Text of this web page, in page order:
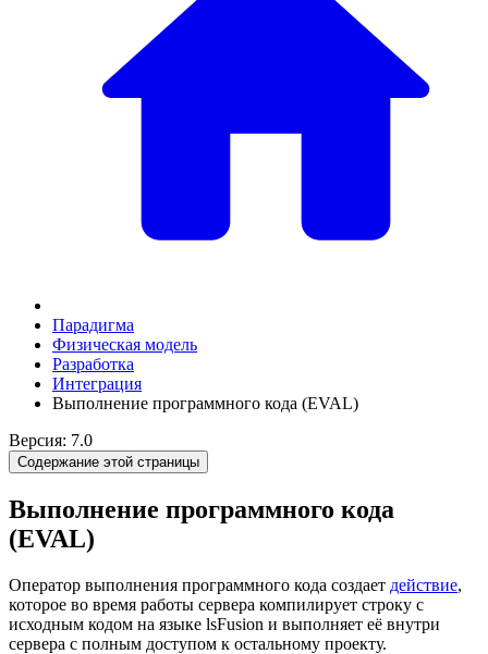
Парадигма
Физическая модель
Разработка
Интеграция
Выполнение программного кода (EVAL)
Версия: 7.0
Содержание этой страницы
Выполнение программного кода
(EVAL)
Оператор выполнения программного кода создает действие,
которое во время работы сервера компилирует строку с
исходным кодом на языке lsFusion и выполняет её внутри
сервера с полным доступом к остальному проекту.